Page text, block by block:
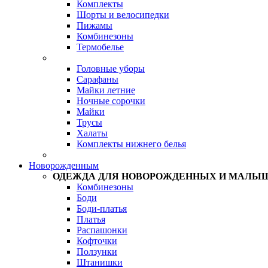
Комплекты
Шорты и велосипедки
Пижамы
Комбинезоны
Термобелье
Головные уборы
Сарафаны
Майки летние
Ночные сорочки
Майки
Трусы
Халаты
Комплекты нижнего белья
Новорожденным
ОДЕЖДА ДЛЯ НОВОРОЖДЕННЫХ И
Комбинезоны
Боди
Боди-платья
Платья
Распашонки
Кофточки
Ползунки
Штанишки